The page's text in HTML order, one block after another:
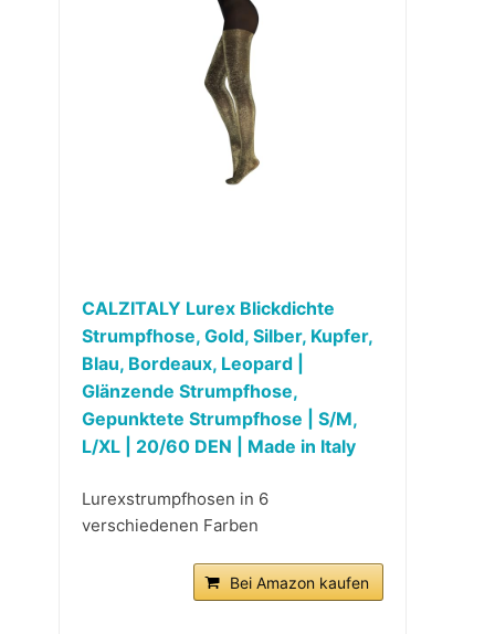
CALZITALY Lurex Blickdichte
Strumpfhose, Gold, Silber, Kupfer,
Blau, Bordeaux, Leopard |
Glänzende Strumpfhose,
Gepunktete Strumpfhose | S/M,
L/XL | 20/60 DEN | Made in Italy
Lurexstrumpfhosen in 6
verschiedenen Farben
Bei Amazon kaufen